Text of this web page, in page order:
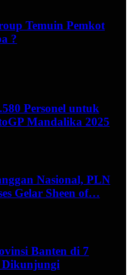
Temuin Pemkot
?
Personel untuk
Mandalika 2025
Nasional, PLN
Gelar Sheen of…
Banten di 7
Dikunjungi